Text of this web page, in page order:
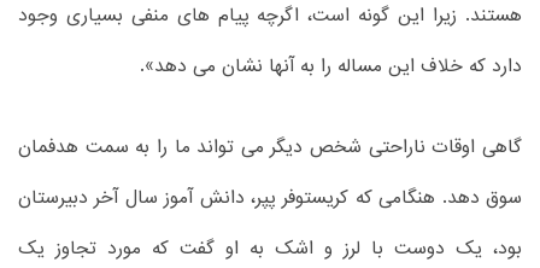
هستند. زیرا این گونه است، اگرچه پیام های منفی بسیاری وجود
دارد که خلاف این مساله را به آنها نشان می دهد».
گاهی اوقات ناراحتی شخص دیگر می تواند ما را به سمت هدفمان
سوق دهد. هنگامی که کریستوفر پپر، دانش آموز سال آخر دبیرستان
بود، یک دوست با لرز و اشک به او گفت که مورد تجاوز یک